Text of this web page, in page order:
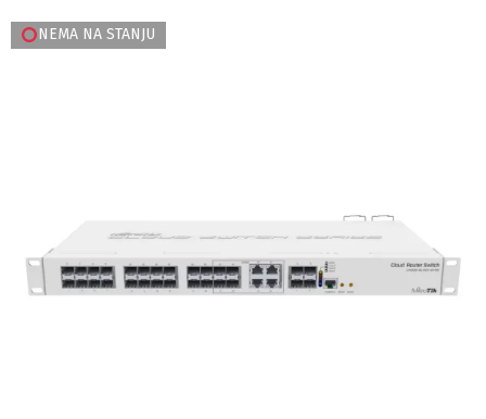
NEMA NA STANJU